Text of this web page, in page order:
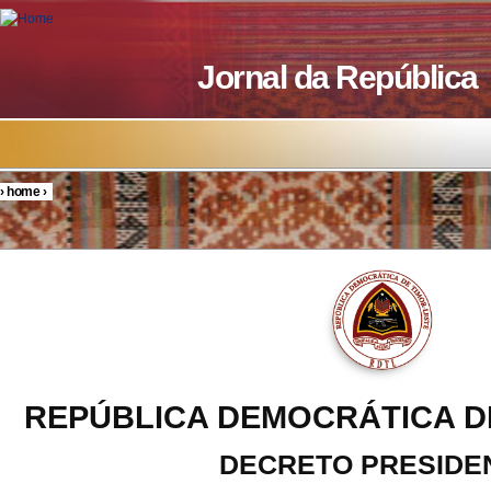
Skip to main content
Jornal da República
You are here
›home›
REPÚBLICA DEMOCRÁTICA
DECRETO